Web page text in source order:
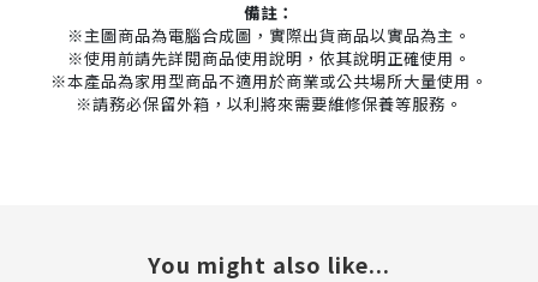
備註：
※主圖商品為電腦合成圖，實際出貨商品以實品為主。
※使用前請先詳閱商品使用說明，依其說明正確使用。
※本產品為家用型商品不適用於商業或公共場所大量使用。
※請務必保留外箱，以利將來需要維修保養等服務。
You might also like...